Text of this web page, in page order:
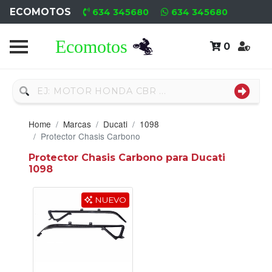
ECOMOTOS 634 345680 634 345680
0
Home
Usado
Neumáticos
Campa
Motores
Nuevos
Motores
Home Marcas Ducati
1098
Protector Chasis Carbono
Protector Chasis Carbono para Ducati
1098
NUEVO